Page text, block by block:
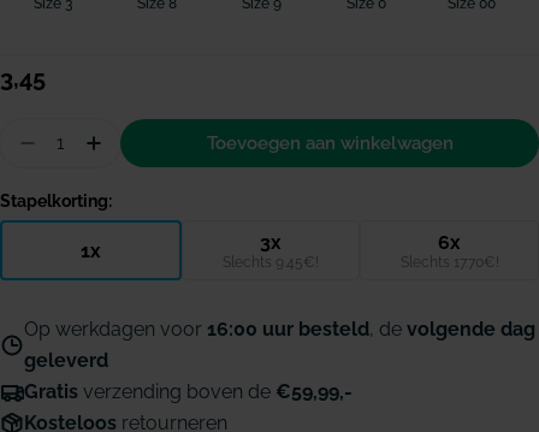
Size 3 Size 8 Size 9 Size 0 Size 00
Normale
3,45
Hoeveelheid
Aantal verminderen voor Piksters ragers Size 3
Hoeveelheid verhogen voor Piksters ragers
Toevoegen aan winkelwagen
Stapelkorting:
1x 3x
Slechts 9.45€!
6x
Slechts 17.70€!
Op werkdagen voor 16:00 uur besteld, de volgende dag
geleverd
Gratis verzending boven de €59,99,-
Kosteloos retourneren